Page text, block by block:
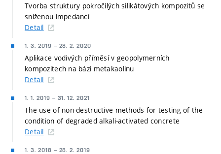
Tvorba struktury pokročilých silikátových kompozitů se
sníženou impedancí
Detail
1. 3. 2019 – 28. 2. 2020
Aplikace vodivých příměsí v geopolymerních
kompozitech na bázi metakaolinu
Detail
1. 1. 2019 – 31. 12. 2021
The use of non-destructive methods for testing of the
condition of degraded alkali-activated concrete
Detail
1. 3. 2018 – 28. 2. 2019